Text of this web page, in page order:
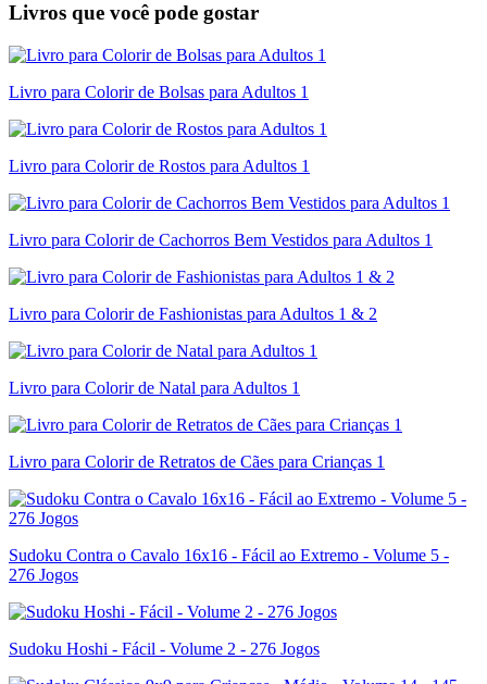
Livros que você pode gostar
Livro para Colorir de Bolsas para Adultos 1
Livro para Colorir de Rostos para Adultos 1
Livro para Colorir de Cachorros Bem Vestidos para Adultos 1
Livro para Colorir de Fashionistas para Adultos 1 & 2
Livro para Colorir de Natal para Adultos 1
Livro para Colorir de Retratos de Cães para Crianças 1
Sudoku Contra o Cavalo 16x16 - Fácil ao Extremo - Volume 5 -
276 Jogos
Sudoku Hoshi - Fácil - Volume 2 - 276 Jogos